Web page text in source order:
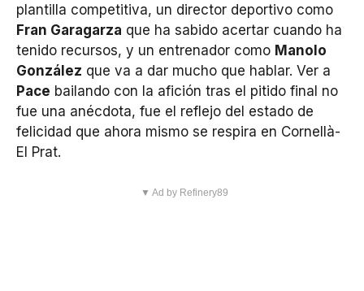
plantilla competitiva, un director deportivo como
Fran Garagarza que ha sabido acertar cuando ha
tenido recursos, y un entrenador como Manolo
González que va a dar mucho que hablar. Ver a
Pace bailando con la afición tras el pitido final no
fue una anécdota, fue el reflejo del estado de
felicidad que ahora mismo se respira en Cornellà-
El Prat.
▼ Ad by Refinery89